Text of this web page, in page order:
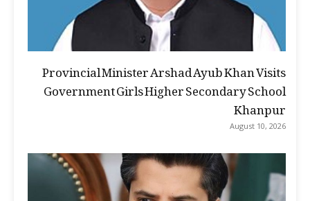
Provincial Minister Arshad Ayub Khan Visits
Government Girls Higher Secondary School
Khanpur
August 10, 2026